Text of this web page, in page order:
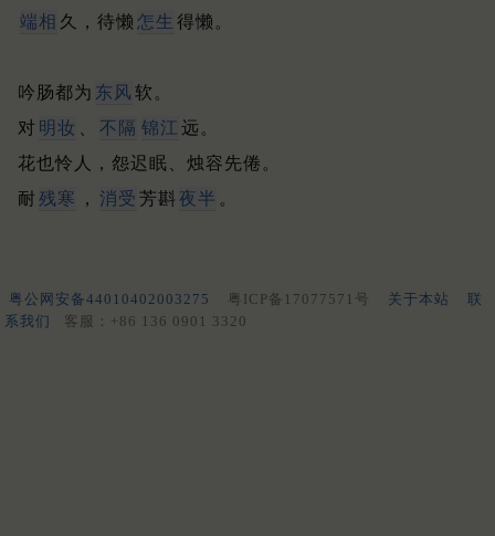
端相 久，待懒 怎生 得懒。
吟肠都为 东风 软。
对 明妆 不隔 锦江 远。
花也怜人，怨迟眠、烛容先倦。
耐 残寒 ， 消受 芳斟 夜半 。
粤公网安备44010402003275 粤ICP备17077571号 关于本站
联
系我们
客服：+86 136 0901 3320